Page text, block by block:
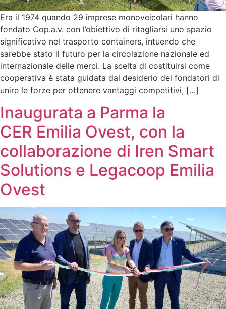
Era il 1974 quando 29 imprese monoveicolari hanno
fondato Cop.a.v. con l’obiettivo di ritagliarsi uno spazio
significativo nel trasporto containers, intuendo che
sarebbe stato il futuro per la circolazione nazionale ed
internazionale delle merci. La scelta di costituirsi come
cooperativa è stata guidata dal desiderio dei fondatori di
unire le forze per ottenere vantaggi competitivi, […]
Inaugurata a Parma la
CER Emilia Ovest, con la
collaborazione di Iren Smart
Solutions e Legacoop Emilia
Ovest